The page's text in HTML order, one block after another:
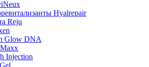
Hyalrepair
Reju
Glow DNA
Injection